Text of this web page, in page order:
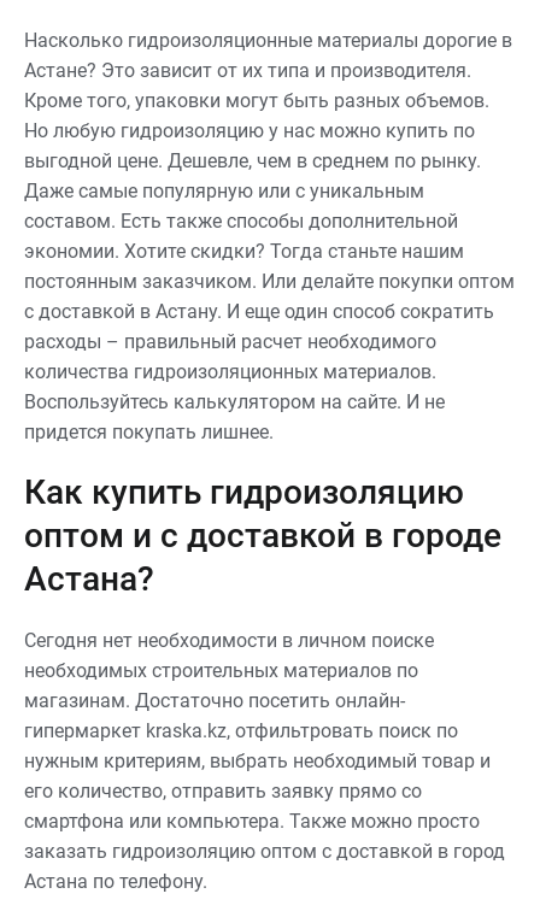
Насколько гидроизоляционные материалы дорогие в
Астане? Это зависит от их типа и производителя.
Кроме того, упаковки могут быть разных объемов.
Но любую гидроизоляцию у нас можно купить по
выгодной цене. Дешевле, чем в среднем по рынку.
Даже самые популярную или с уникальным
составом. Есть также способы дополнительной
экономии. Хотите скидки? Тогда станьте нашим
постоянным заказчиком. Или делайте покупки оптом
с доставкой в Астану. И еще один способ сократить
расходы – правильный расчет необходимого
количества гидроизоляционных материалов.
Воспользуйтесь калькулятором на сайте. И не
придется покупать лишнее.
Как купить гидроизоляцию
оптом и с доставкой в городе
Астана?
Сегодня нет необходимости в личном поиске
необходимых строительных материалов по
магазинам. Достаточно посетить онлайн-
гипермаркет kraska.kz, отфильтровать поиск по
нужным критериям, выбрать необходимый товар и
его количество, отправить заявку прямо со
смартфона или компьютера. Также можно просто
заказать гидроизоляцию оптом с доставкой в город
Астана по телефону.